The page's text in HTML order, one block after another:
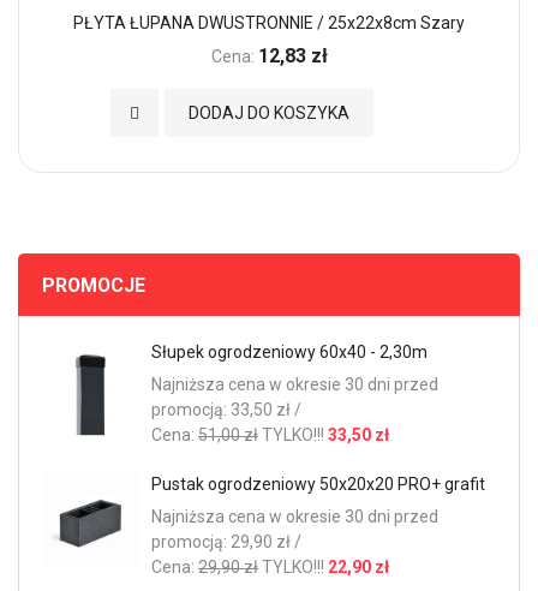
PŁYTA ŁUPANA DWUSTRONNIE / 25x22x8cm Szary
Cena: 12,83 zł
DODAJ DO KOSZYKA
Dodaj do Ulubionych
PROMOCJE
Słupek ogrodzeniowy 60x40 - 2,30m
Najniższa cena w okresie 30 dni przed
promocją: 33,50 zł /
Cena: 51,00 złTYLKO!!! 33,50 zł
Pustak ogrodzeniowy 50x20x20 PRO+ grafit
Najniższa cena w okresie 30 dni przed
promocją: 29,90 zł /
Cena: 29,90 złTYLKO!!! 22,90 zł